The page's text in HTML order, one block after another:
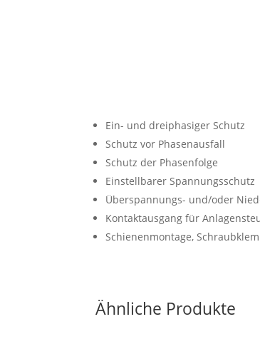
Ein- und dreiphasiger Schutz
Schutz vor Phasenausfall
Schutz der Phasenfolge
Einstellbarer Spannungsschutz
Überspannungs- und/oder
Kontaktausgang für
Schienenmontage,
Ähnliche Produkte